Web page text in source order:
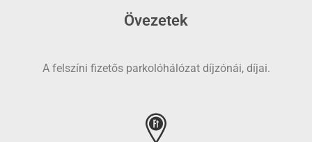
Övezetek
A felszíni fizetős parkolóhálózat díjzónái, díjai.